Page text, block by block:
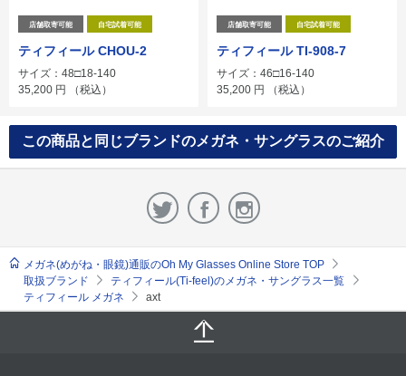
店舗取寄可能 自宅試着可能
ティフィール CHOU-2
サイズ：48□18-140
35,200 円 （税込）
店舗取寄可能 自宅試着可能
ティフィール TI-908-7
サイズ：46□16-140
35,200 円 （税込）
この商品と同じブランドのメガネ・サングラスのご紹介
メガネ(めがね・眼鏡)通販のOh My Glasses Online Store TOP
取扱ブランド
ティフィール(Ti-feel)のメガネ・サングラス一覧
ティフィール メガネ
axt